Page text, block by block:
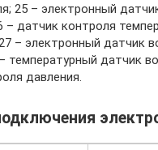
25 – электронный
– датчик контроля
– электронный датчик
температурный датчик
давления.